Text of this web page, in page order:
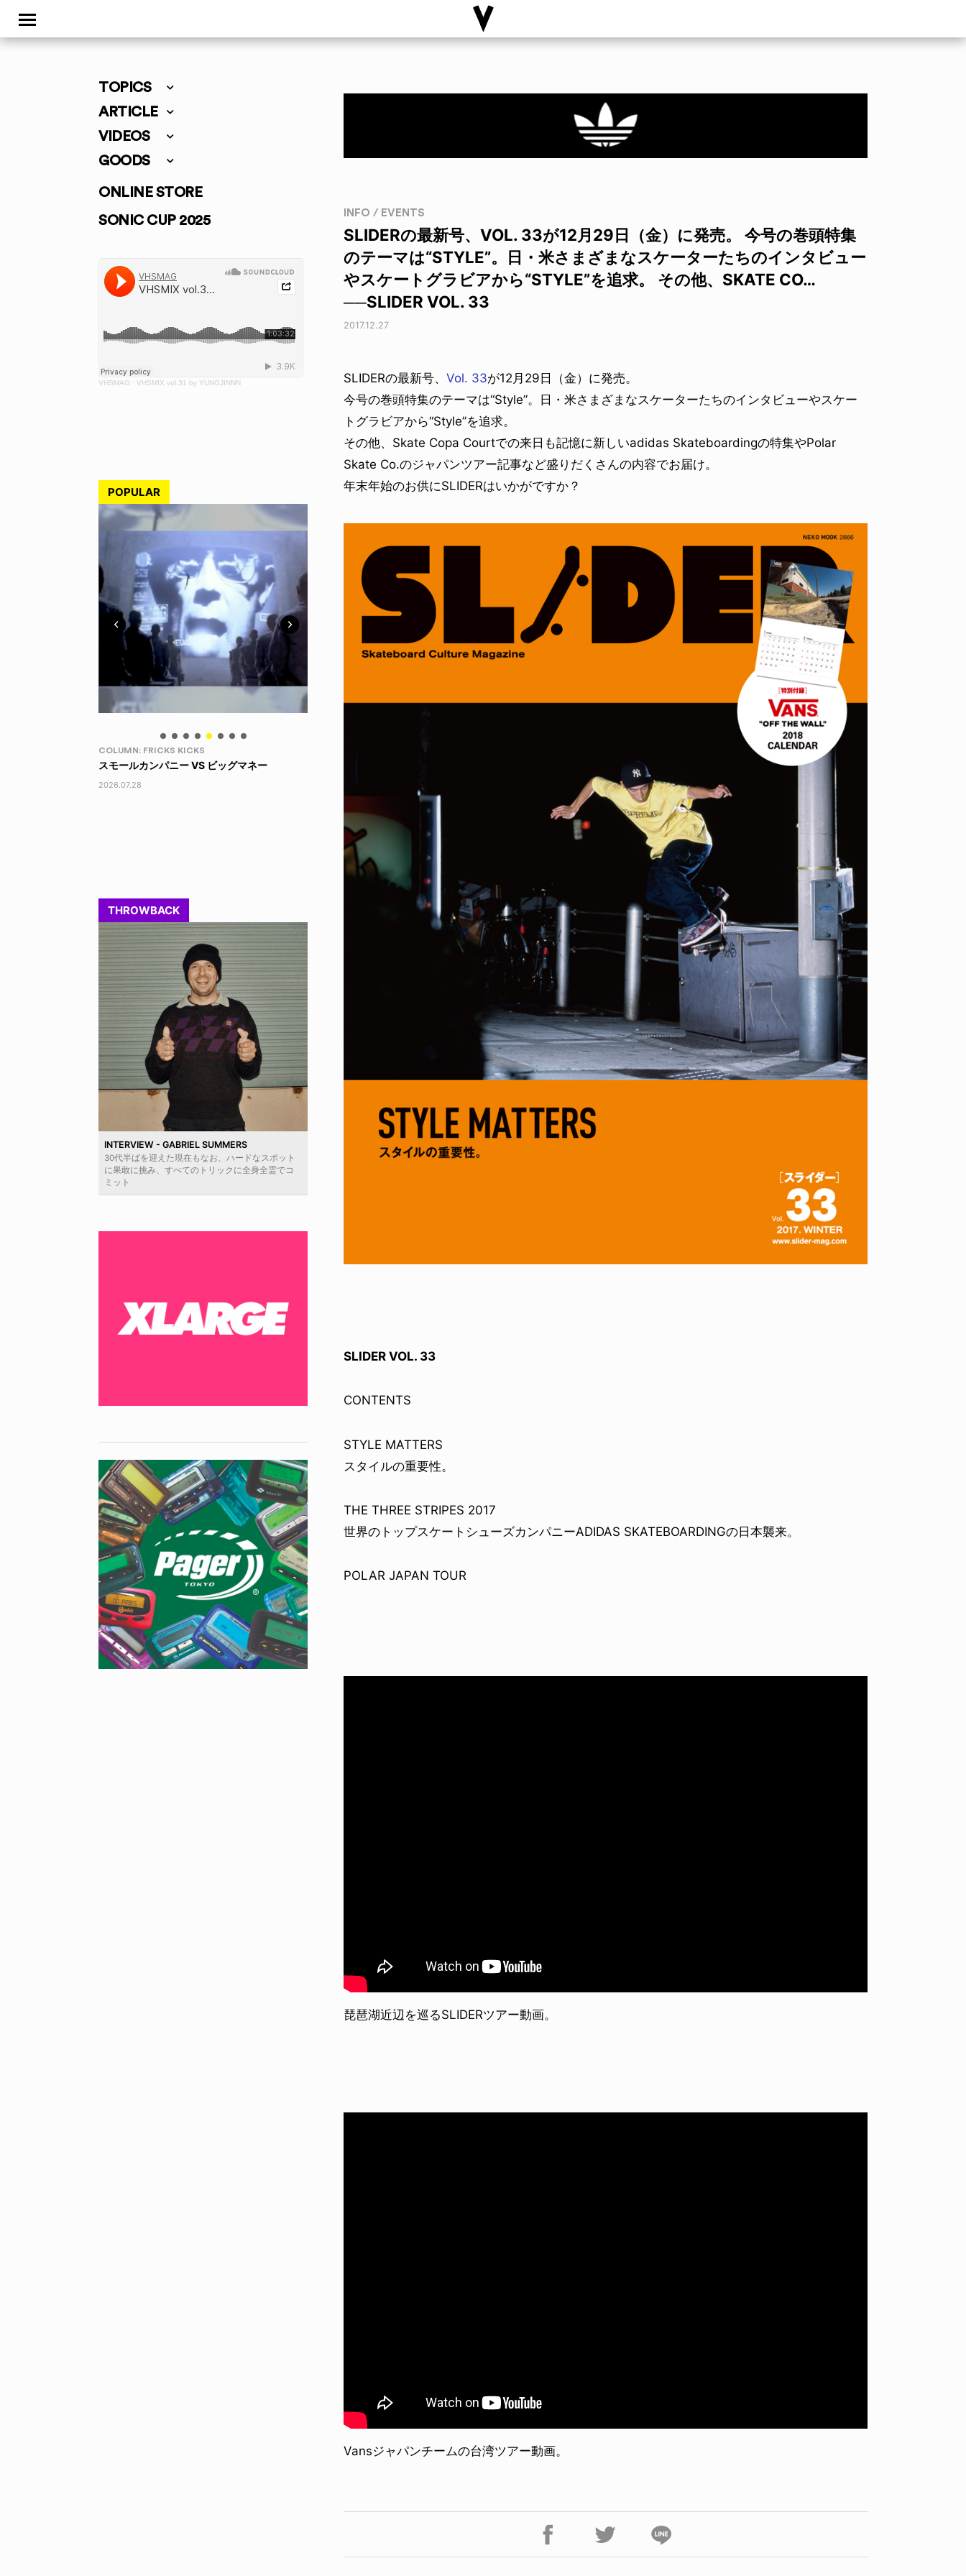
TOPICS
ARTICLE
VIDEOS
GOODS
ONLINE STORE
SONIC CUP 2025
VHSMAG · VHSMIX vol.31 by YUNGJINNN
POPULAR
LIFE HACK
150 WALLET
2026.07.28
YO! CHUI
あの時のあの写真
2026.07.31
THROWBACK
INTERVIEW - GABRIEL SUMMERS
30代半ばを迎えた現在もなお、ハードなスポット
に果敢に挑み、すべてのトリックに全身全霊でコ
ミット
INFO / EVENTS
SLIDERの最新号、VOL. 33が12月29日（金）に発売。 今号の巻頭特集
のテーマは“STYLE”。日・米さまざまなスケーターたちのインタビュー
やスケートグラビアから“STYLE”を追求。 その他、SKATE CO…
──SLIDER VOL. 33
2017.12.27
SLIDERの最新号、 Vol. 33が12月29日（金）に発売。
今号の巻頭特集のテーマは“Style”。日・米さまざまなスケーターたちのインタビューやスケー
トグラビアから“Style”を追求。
その他、Skate Copa Courtでの来日も記憶に新しいadidas Skateboardingの特集やPolar
Skate Co.のジャパンツアー記事など盛りだくさんの内容でお届け。
年末年始のお供にSLIDERはいかがですか？
SLIDER VOL. 33
CONTENTS
STYLE MATTERS
スタイルの重要性。
THE THREE STRIPES 2017
世界のトップスケートシューズカンパニーADIDAS SKATEBOARDINGの日本襲来。
POLAR JAPAN TOUR
琵琶湖近辺を巡るSLIDERツアー動画。
Vansジャパンチームの台湾ツアー動画。